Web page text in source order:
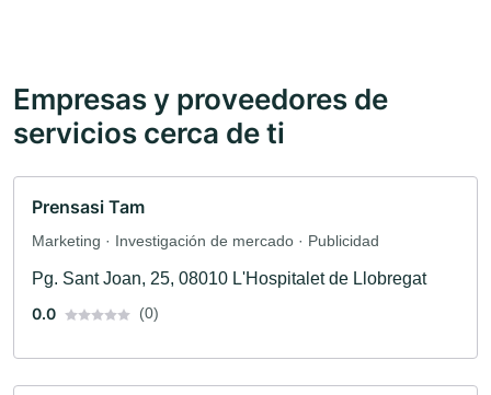
Empresas y proveedores de
servicios cerca de ti
Prensasi Tam
Marketing · Investigación de mercado · Publicidad
Pg. Sant Joan, 25, 08010 L'Hospitalet de Llobregat
0.0
(0)